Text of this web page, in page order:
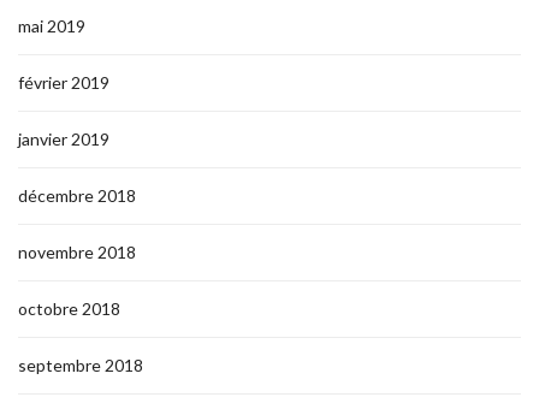
mai 2019
février 2019
janvier 2019
décembre 2018
novembre 2018
octobre 2018
septembre 2018